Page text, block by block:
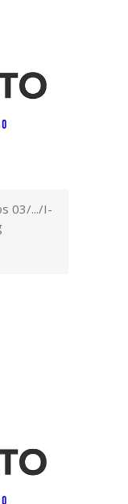
03/.../I-